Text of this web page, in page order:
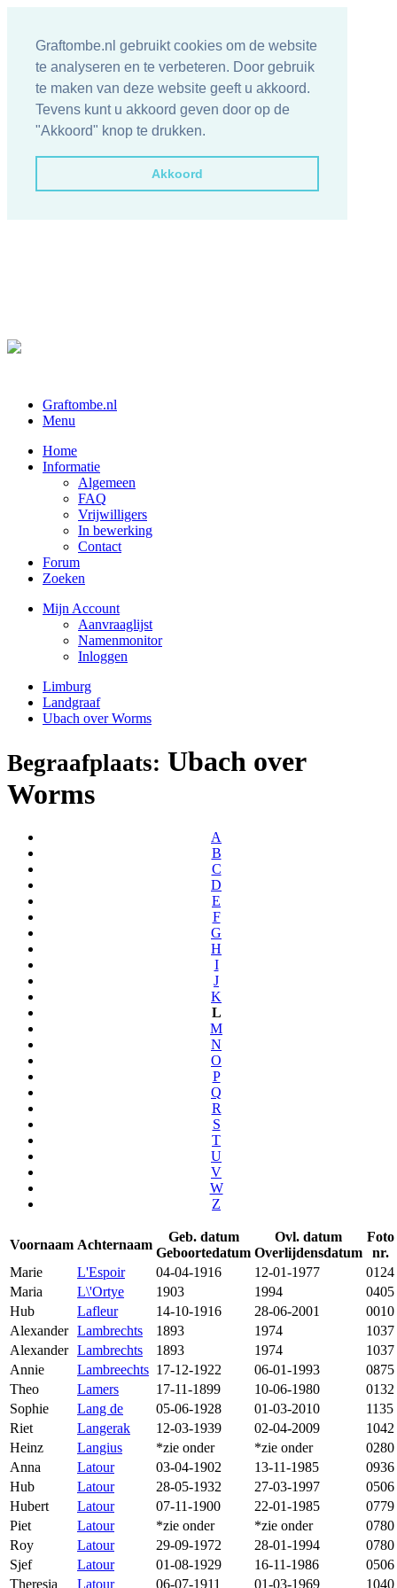
Graftombe.nl gebruikt cookies om de website
te analyseren en te verbeteren. Door gebruik
te maken van deze website geeft u akkoord.
Tevens kunt u akkoord geven door op de
"Akkoord" knop te drukken.
Akkoord
Graftombe.nl
Menu
Home
Informatie
Algemeen
FAQ
Vrijwilligers
In bewerking
Contact
Forum
Zoeken
Mijn Account
Aanvraaglijst
Namenmonitor
Inloggen
Limburg
Landgraaf
Ubach over Worms
Begraafplaats: Ubach over
Worms
A
B
C
D
E
F
G
H
I
J
K
L
M
N
O
P
Q
R
S
T
U
V
W
Z
Voornaam Achternaam
Geb. datum
Geboortedatum
Ovl. datum
Overlijdensdatum
Foto
nr.
Marie
L'Espoir 04-04-1916 12-01-1977
0124
Maria
L\'Ortye 1903 1994
0405
Hub
Lafleur 14-10-1916 28-06-2001
0010
Alexander Lambrechts 1893 1974
1037
Alexander Lambrechts 1893 1974
1037
Annie
Lambreechts 17-12-1922 06-01-1993
0875
Theo
Lamers 17-11-1899 10-06-1980
0132
Sophie
Lang de 05-06-1928 01-03-2010
1135
Riet
Langerak 12-03-1939 02-04-2009
1042
Heinz
Langius *zie onder *zie onder
0280
Anna
Latour 03-04-1902 13-11-1985
0936
Hub
Latour 28-05-1932 27-03-1997
0506
Hubert
Latour 07-11-1900 22-01-1985
0779
Piet
Latour *zie onder *zie onder
0780
Roy
Latour 29-09-1972 28-01-1994
0780
Sjef
Latour 01-08-1929 16-11-1986
0506
Theresia
Latour 06-07-1911 01-03-1969 1040